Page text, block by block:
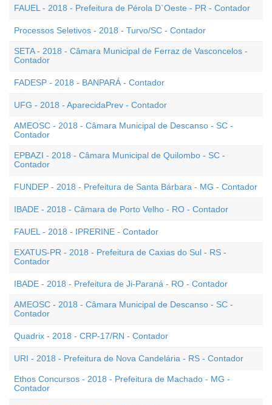
FAUEL - 2018 - Prefeitura de Pérola D`Oeste - PR - Contador
Processos Seletivos - 2018 - Turvo/SC - Contador
SETA - 2018 - Câmara Municipal de Ferraz de Vasconcelos -
Contador
FADESP - 2018 - BANPARÁ - Contador
UFG - 2018 - AparecidaPrev - Contador
AMEOSC - 2018 - Câmara Municipal de Descanso - SC -
Contador
EPBAZI - 2018 - Câmara Municipal de Quilombo - SC -
Contador
FUNDEP - 2018 - Prefeitura de Santa Bárbara - MG - Contador
IBADE - 2018 - Câmara de Porto Velho - RO - Contador
FAUEL - 2018 - IPRERINE - Contador
EXATUS-PR - 2018 - Prefeitura de Caxias do Sul - RS -
Contador
IBADE - 2018 - Prefeitura de Ji-Paraná - RO - Contador
AMEOSC - 2018 - Câmara Municipal de Descanso - SC -
Contador
Quadrix - 2018 - CRP-17/RN - Contador
URI - 2018 - Prefeitura de Nova Candelária - RS - Contador
Ethos Concursos - 2018 - Prefeitura de Machado - MG -
Contador